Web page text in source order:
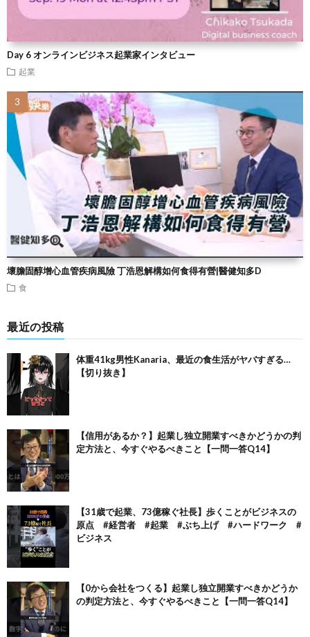
Day 6 オンラインビジネス起業家インタビュー
起業
壞膽固醇增心血管疾病風險 丁浩恩解構如何食得有營|醫健知多D
食
最近の投稿
体重41kg男性Kanaria、最近の食生活がヤバすぎる…
【切り抜き】
【信用があるか？】起業し独立開業すべきかどうかの判
定方法と、今すぐやるべきこと【一問一答Q14】
【31歳で起業、73億稼ぐ社長】歩くことがビジネスの
原点 #経営者 #起業 #ぶち上げ #ハードワーク #
ビジネス
【0から会社をつくる】起業し独立開業すべきかどうか
の判定方法と、今すぐやるべきこと【一問一答Q14】